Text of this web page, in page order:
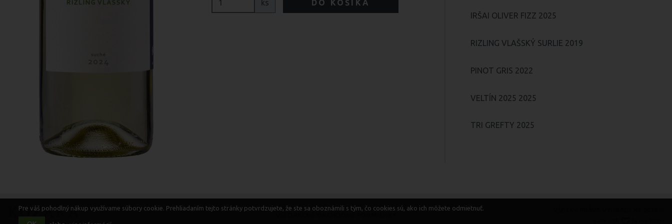
ks DO KOŠÍKA
IRŠAI OLIVER FIZZ 2025
RIZLING VLAŠSKÝ SURLIE 2019
PINOT GRIS 2022
VELTÍN 2025 2025
TRI GREFTY 2025
Pre váš pohodlný nákup využívame súbory cookie. Prehliadaním tejto stránky potvrdzujete, že ste sa oboznámili s tým, čo cookies sú, ako ich môžete odmietnuť.